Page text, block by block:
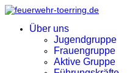
Über uns
Jugendgruppe
Frauengruppe
Aktive Gruppe